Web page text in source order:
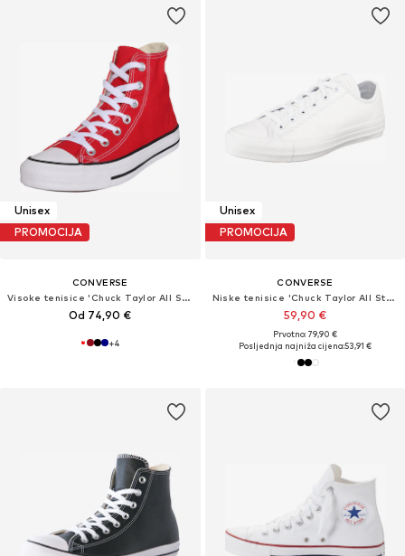
Unisex
PROMOCIJA
CONVERSE
Visoke tenisice 'Chuck Taylor All Star'
Od 74,90 €
+4
Unisex
PROMOCIJA
CONVERSE
Niske tenisice 'Chuck Taylor All Star Leather'
59,90 €
Prvotno: 79,90 €
Posljednja najniža cijena:53,91 €